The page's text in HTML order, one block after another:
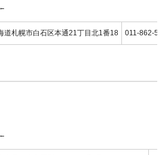
札幌市白石区本通21丁目北1番18 011-862-